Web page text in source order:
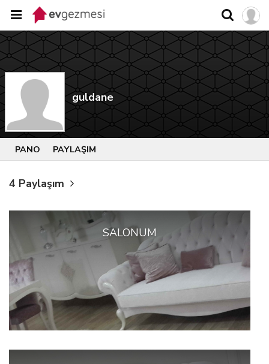
guldane
PANO PAYLAŞIM
4 Paylaşım
SALONUM